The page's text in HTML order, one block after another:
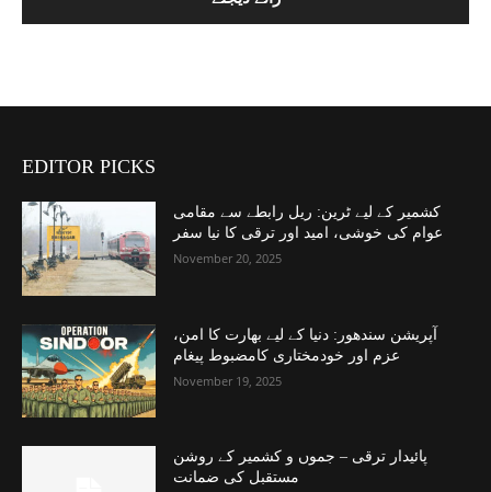
EDITOR PICKS
کشمیر کے لیے ٹرین: ریل رابطے سے مقامی
عوام کی خوشی، امید اور ترقی کا نیا سفر
November 20, 2025
آپریشن سندھور: دنیا کے لیے بھارت کا امن،
عزم اور خودمختاری کامضبوط پیغام
November 19, 2025
پائیدار ترقی – جموں و کشمیر کے روشن
مستقبل کی ضمانت